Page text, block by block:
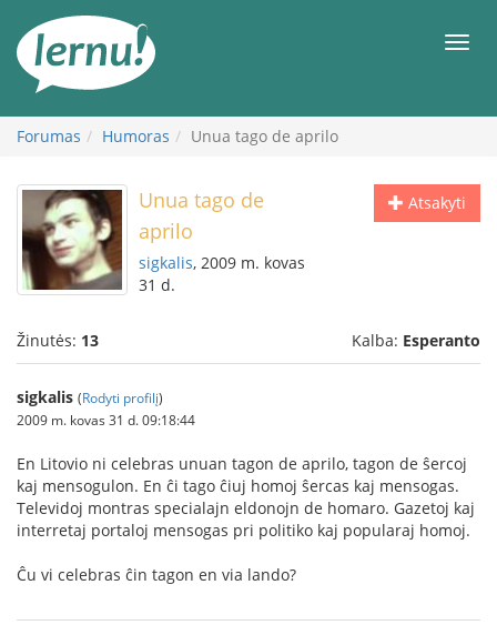
turinį
Forumas Humoras Unua tago de aprilo
Atsakyti
Unua tago de
aprilo
sigkalis, 2009 m. kovas
31 d.
Žinutės: 13 Kalba: Esperanto
sigkalis (Rodyti profilį)
2009 m. kovas 31 d. 09:18:44
En Litovio ni celebras unuan tagon de aprilo, tagon de ŝercoj
kaj mensogulon. En ĉi tago ĉiuj homoj ŝercas kaj mensogas.
Televidoj montras specialajn eldonojn de homaro. Gazetoj kaj
interretaj portaloj mensogas pri politiko kaj popularaj homoj.
Ĉu vi celebras ĉin tagon en via lando?